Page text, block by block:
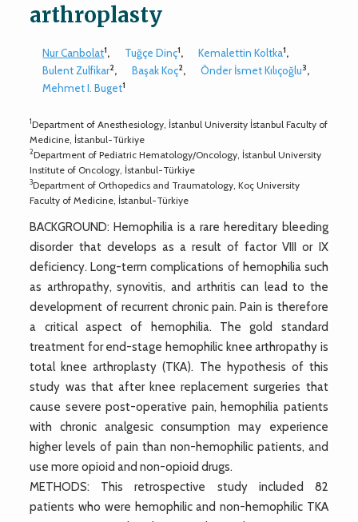
arthroplasty
Nur Canbolat1, Tuğçe Dinç1, Kemalettin Koltka1,
Bulent Zulfikar2, Başak Koç2, Önder İsmet Kılıçoğlu3,
Mehmet I. Buget1
1Department of Anesthesiology, İstanbul University İstanbul Faculty of
Medicine, İstanbul-Türkiye
2Department of Pediatric Hematology/Oncology, İstanbul University
Institute of Oncology, İstanbul-Türkiye
3Department of Orthopedics and Traumatology, Koç University
Faculty of Medicine, İstanbul-Türkiye
BACKGROUND: Hemophilia is a rare hereditary bleeding
disorder that develops as a result of factor VIII or IX
deficiency. Long-term complications of hemophilia such
as arthropathy, synovitis, and arthritis can lead to the
development of recurrent chronic pain. Pain is therefore
a critical aspect of hemophilia. The gold standard
treatment for end-stage hemophilic knee arthropathy is
total knee arthroplasty (TKA). The hypothesis of this
study was that after knee replacement surgeries that
cause severe post-operative pain, hemophilia patients
with chronic analgesic consumption may experience
higher levels of pain than non-hemophilic patients, and
use more opioid and non-opioid drugs.
METHODS: This retrospective study included 82
patients who were hemophilic and non-hemophilic TKA